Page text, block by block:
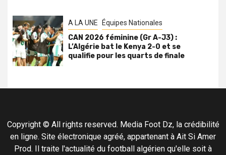
A LA UNE Équipes Nationales
CAN 2026 féminine (Gr A-J3) :
L’Algérie bat le Kenya 2-0 et se
qualifie pour les quarts de finale
Copyright © All rights reserved. Media Foot Dz, la crédibilité
en ligne. Site électronique agréé, appartenant à Ait Si Amer
Prod. Il traite l'actualité du football algérien qu'elle soit à